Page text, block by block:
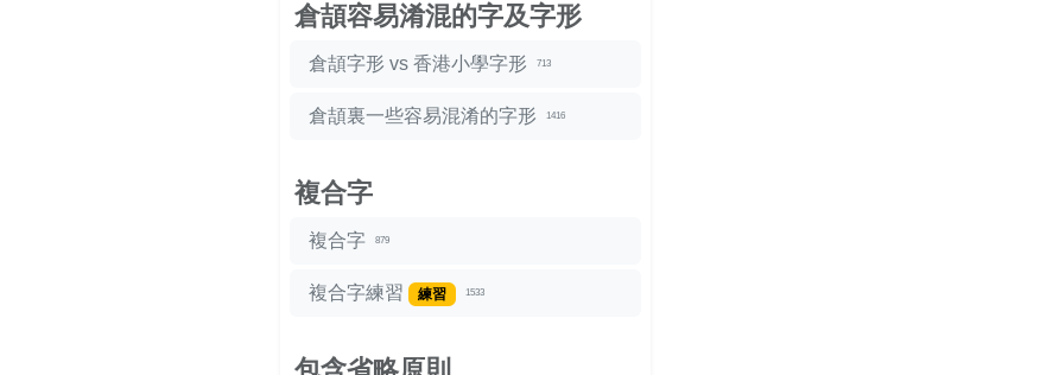
倉頡容易淆混的字及字形
倉頡字形 vs 香港小學字形 713
倉頡裏一些容易混淆的字形 1416
複合字
複合字 879
複合字練習 練習 1533